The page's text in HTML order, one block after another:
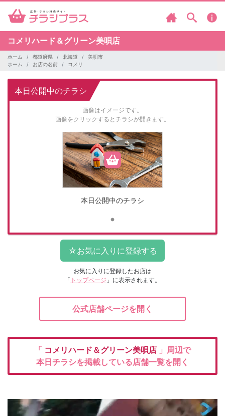
コメリハード＆グリーン美唄店
ホーム 都道府県 北海道
美唄市
ホーム
お店の名前 コメリ
本日公開中のチラシ
画像はイメージです。
画像をクリックするとチラシが開きます。
本日公開中のチラシ
お気に入りに登録したお店は
「 トップページ 」に表示されます。
公式店舗ページを開く
「 コメリハード＆グリーン美唄店 」周辺で
本日チラシを掲載している店舗一覧を開く